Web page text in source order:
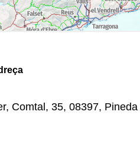
Comtal, 35, 08397,